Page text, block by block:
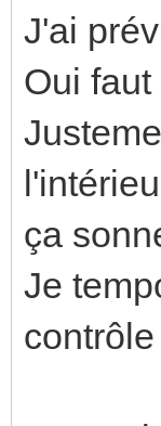
J'ai
Oui
ça
Je